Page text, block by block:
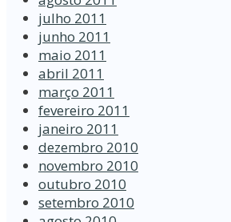
julho 2011
junho 2011
maio 2011
abril 2011
março 2011
fevereiro 2011
janeiro 2011
dezembro 2010
novembro 2010
outubro 2010
setembro 2010